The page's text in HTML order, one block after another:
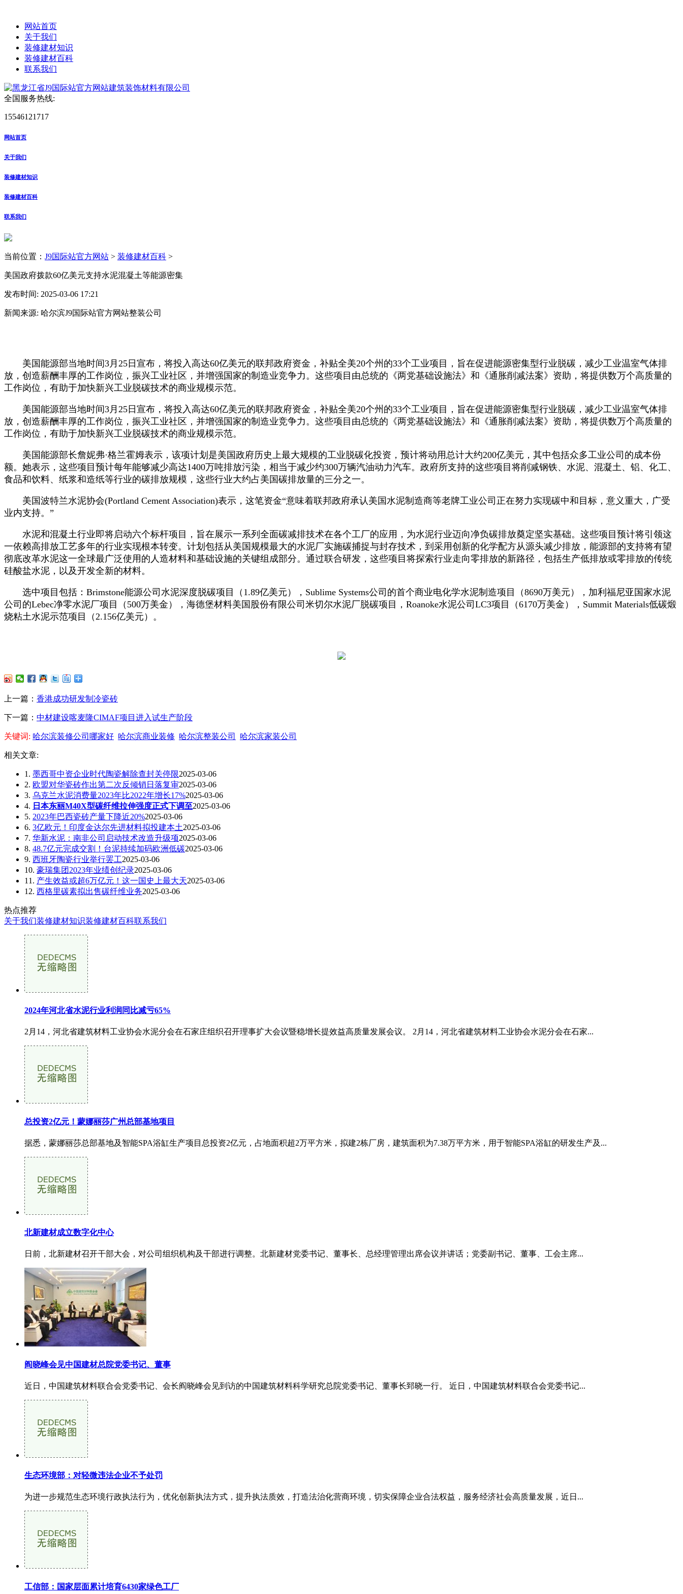
网站首页
关于我们
装修建材知识
装修建材百科
联系我们
全国服务热线:
15546121717
网站首页
关于我们
装修建材知识
装修建材百科
联系我们
当前位置： J9国际站官方网站 > 装修建材百科 >
美国政府拨款60亿美元支持水泥混凝土等能源密集
发布时间: 2025-03-06 17:21
新闻来源: 哈尔滨J9国际站官方网站整装公司
美国能源部当地时间3月25日宣布，将投入高达60亿美元的联邦政府资金，补贴全美20个州的33个工业项目，旨在促进能源密集型行业脱碳，减少工业温室气体排
放，创造薪酬丰厚的工作岗位，振兴工业社区，并增强国家的制造业竞争力。这些项目由总统的《两党基础设施法》和《通胀削减法案》资助，将提供数万个高质量的
工作岗位，有助于加快新兴工业脱碳技术的商业规模示范。
美国能源部当地时间3月25日宣布，将投入高达60亿美元的联邦政府资金，补贴全美20个州的33个工业项目，旨在促进能源密集型行业脱碳，减少工业温室气体排
放，创造薪酬丰厚的工作岗位，振兴工业社区，并增强国家的制造业竞争力。这些项目由总统的《两党基础设施法》和《通胀削减法案》资助，将提供数万个高质量的
工作岗位，有助于加快新兴工业脱碳技术的商业规模示范。
美国能源部长詹妮弗·格兰霍姆表示，该项计划是美国政府历史上最大规模的工业脱碳化投资，预计将动用总计大约200亿美元，其中包括众多工业公司的成本份
额。她表示，这些项目预计每年能够减少高达1400万吨排放污染，相当于减少约300万辆汽油动力汽车。政府所支持的这些项目将削减钢铁、水泥、混凝土、铝、化工、
食品和饮料、纸浆和造纸等行业的碳排放规模，这些行业大约占美国碳排放量的三分之一。
美国波特兰水泥协会(Portland Cement Association)表示，这笔资金“意味着联邦政府承认美国水泥制造商等老牌工业公司正在努力实现碳中和目标，意义重大，广受
业内支持。”
水泥和混凝土行业即将启动六个标杆项目，旨在展示一系列全面碳减排技术在各个工厂的应用，为水泥行业迈向净负碳排放奠定坚实基础。这些项目预计将引领这
一依赖高排放工艺多年的行业实现根本转变。计划包括从美国规模最大的水泥厂实施碳捕捉与封存技术，到采用创新的化学配方从源头减少排放，能源部的支持将有望
彻底改革水泥这一全球最广泛使用的人造材料和基础设施的关键组成部分。通过联合研发，这些项目将探索行业走向零排放的新路径，包括生产低排放或零排放的传统
硅酸盐水泥，以及开发全新的材料。
选中项目包括：Brimstone能源公司水泥深度脱碳项目（1.89亿美元），Sublime Systems公司的首个商业电化学水泥制造项目（8690万美元），加利福尼亚国家水泥
公司的Lebec净零水泥厂项目（500万美金），海德堡材料美国股份有限公司米切尔水泥厂脱碳项目，Roanoke水泥公司LC3项目（6170万美金），Summit Materials低碳煅
烧粘土水泥示范项目（2.156亿美元）。
上一篇： 香港成功研发制冷瓷砖
下一篇： 中材建设喀麦隆CIMAF项目进入试生产阶段
关键词: 哈尔滨装修公司哪家好 哈尔滨商业装修 哈尔滨整装公司 哈尔滨家装公司
相关文章:
1. 墨西哥中资企业时代陶瓷解除查封关停限2025-03-06
2. 欧盟对华瓷砖作出第二次反倾销日落复审2025-03-06
3. 乌克兰水泥消费量2023年比2022年增长17%2025-03-06
4. 日本东丽M40X型碳纤维拉伸强度正式下调至2025-03-06
5. 2023年巴西瓷砖产量下降近20%2025-03-06
6. 3亿欧元！印度金达尔先进材料拟投建本土2025-03-06
7. 华新水泥：南非公司启动技术改造升级项2025-03-06
8. 48.7亿元完成交割！台泥持续加码欧洲低碳2025-03-06
9. 西班牙陶瓷行业举行罢工2025-03-06
10. 豪瑞集团2023年业绩创纪录2025-03-06
11. 产生效益或超6万亿元！这一国史上最大天2025-03-06
12. 西格里碳素拟出售碳纤维业务2025-03-06
热点推荐
关于我们装修建材知识装修建材百科联系我们
2024年河北省水泥行业利润同比减亏65%
2月14，河北省建筑材料工业协会水泥分会在石家庄组织召开理事扩大会议暨稳增长提效益高质量发展会议。 2月14，河北省建筑材料工业协会水泥分会在石家...
总投资2亿元！蒙娜丽莎广州总部基地项目
据悉，蒙娜丽莎总部基地及智能SPA浴缸生产项目总投资2亿元，占地面积超2万平方米，拟建2栋厂房，建筑面积为7.38万平方米，用于智能SPA浴缸的研发生产及...
北新建材成立数字化中心
日前，北新建材召开干部大会，对公司组织机构及干部进行调整。北新建材党委书记、董事长、总经理管理出席会议并讲话；党委副书记、董事、工会主席...
阎晓峰会见中国建材总院党委书记、董事
近日，中国建筑材料联合会党委书记、会长阎晓峰会见到访的中国建筑材料科学研究总院党委书记、董事长郅晓一行。 近日，中国建筑材料联合会党委书记...
生态环境部：对轻微违法企业不予处罚
为进一步规范生态环境行政执法行为，优化创新执法方式，提升执法质效，打造法治化营商环境，切实保障企业合法权益，服务经济社会高质量发展，近日...
工信部：国家层面累计培育6430家绿色工厂